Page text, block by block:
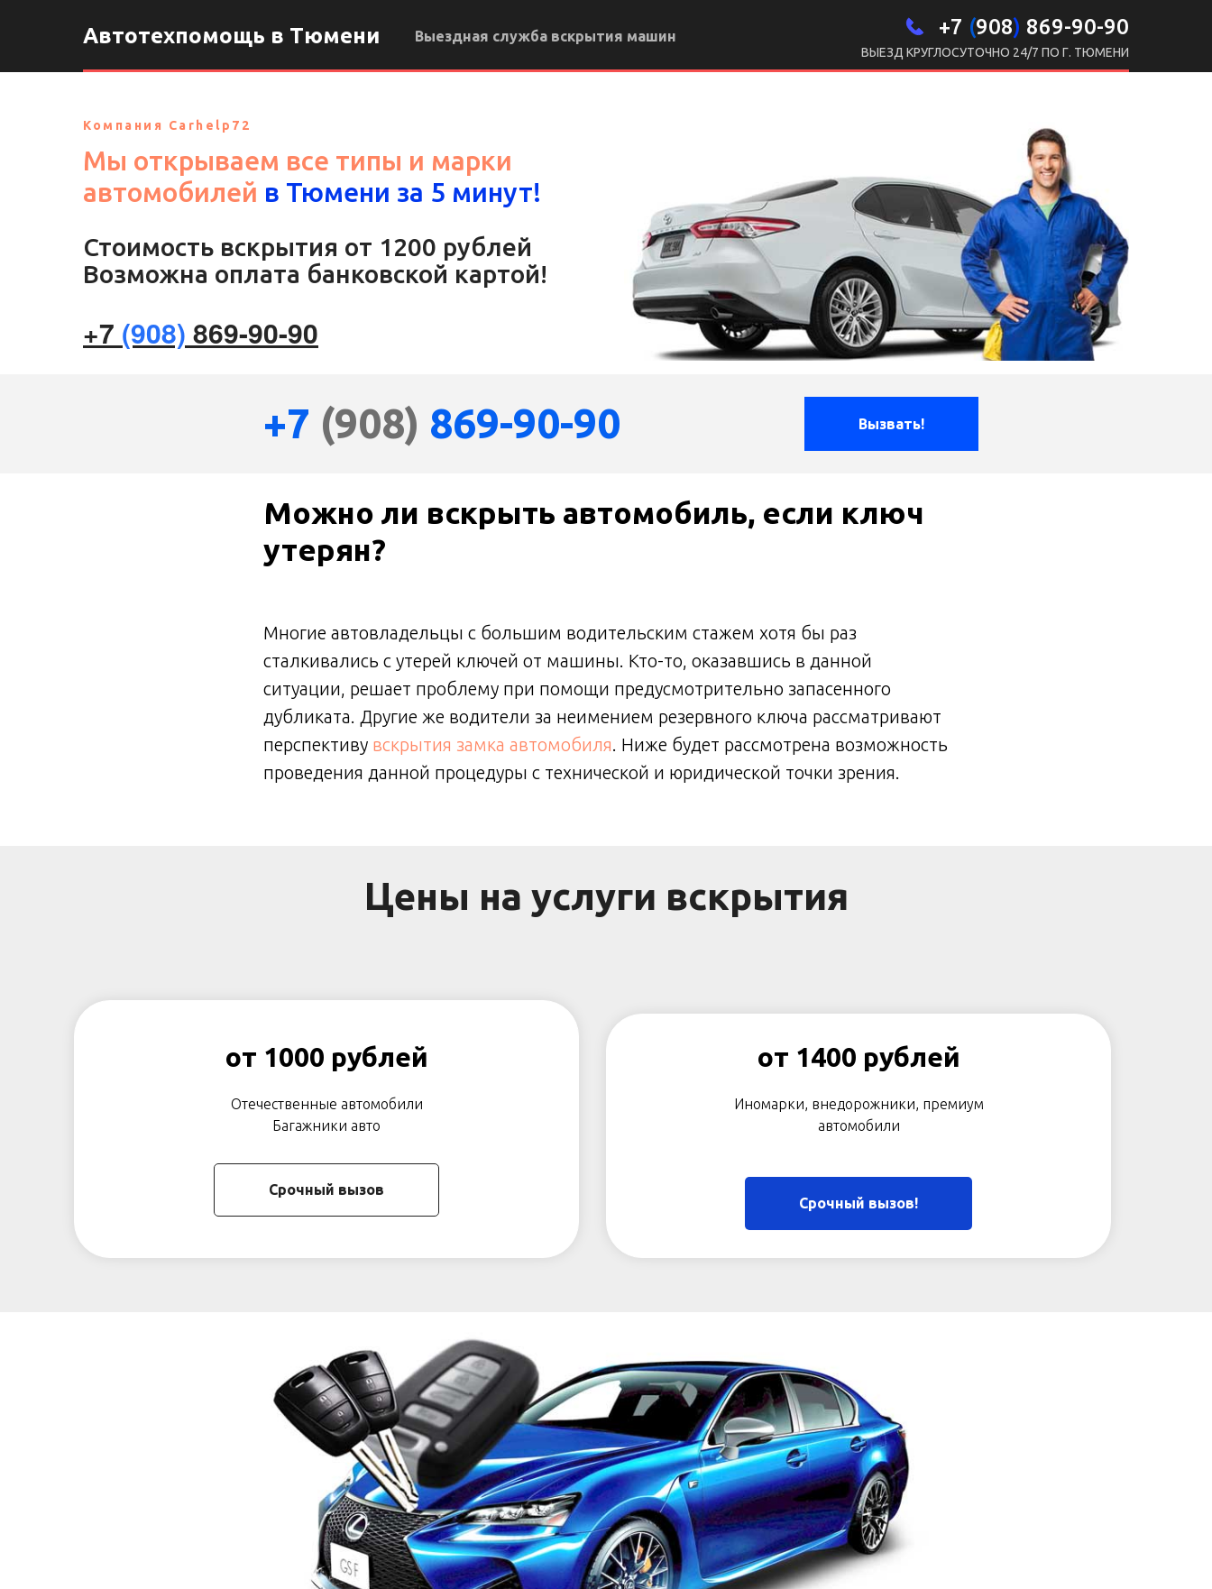
Автотехпомощь в Тюмени Выездная служба вскрытия машин +7 (908) 869-90-90
ВЫЕЗД КРУГЛОСУТОЧНО 24/7 ПО Г. ТЮМЕНИ
Компания Carhelp72
Мы открываем все типы и марки
автомобилей в Тюмени за 5 минут!
Стоимость вскрытия от 1200 рублей
Возможна оплата банковской картой!
+7 (908) 869-90-90
+7 (908) 869-90-90 Вызвать!
Можно ли вскрыть автомобиль, если ключ
утерян?
Многие автовладельцы с большим водительским стажем хотя бы раз
сталкивались с утерей ключей от машины. Кто-то, оказавшись в данной
ситуации, решает проблему при помощи предусмотрительно запасенного
дубликата. Другие же водители за неимением резервного ключа рассматривают
перспективу вскрытия замка автомобиля . Ниже будет рассмотрена возможность
проведения данной процедуры с технической и юридической точки зрения.
Цены на услуги вскрытия
от 1000 рублей
Отечественные автомобили
Багажники авто
Срочный вызов
от 1400 рублей
Иномарки, внедорожники, премиум
автомобили
Срочный вызов!